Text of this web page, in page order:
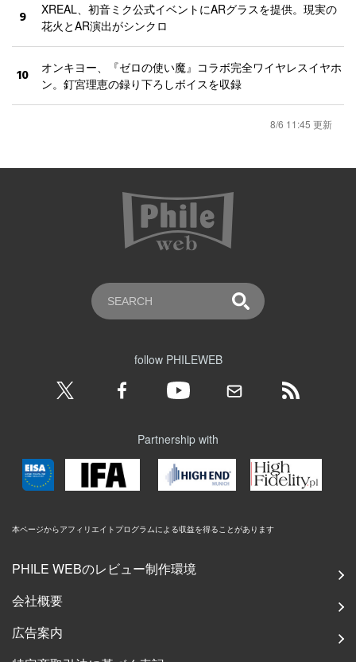
9
XREAL、初音ミク公式イベントにARグラスを提供。現実の
花火とAR演出がシンクロ
10
オンキヨー、『ゼロの使い魔』コラボ完全ワイヤレスイヤホ
ン。釘宮理恵の録り下ろしボイスを収録
8/6 11:45 更新
follow PHILEWEB
Partnership with
本ページからアフィリエイトプログラムによる収益を得ることがあります
PHILE WEBのレビュー制作環境
会社概要
広告案内